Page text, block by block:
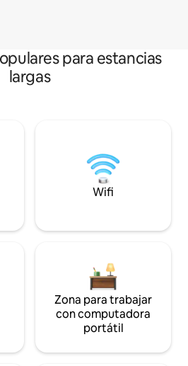
para estancias
largas
Wifi
Zona para trabajar
con computadora
portátil